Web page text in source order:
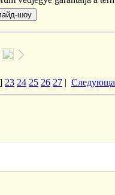
] 23 24 25 26 27 |